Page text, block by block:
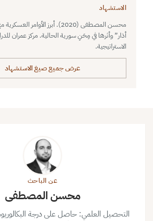
الاستشهاد
أذار” وأثرها في مِحَنِ سورية الحالية. مركز عمران
الاستراتيجية.
عرض جميع صيغ الاستشهاد
عن الباحث
محسن المصطفى
التحصيل العلمي: حاصل على درجة